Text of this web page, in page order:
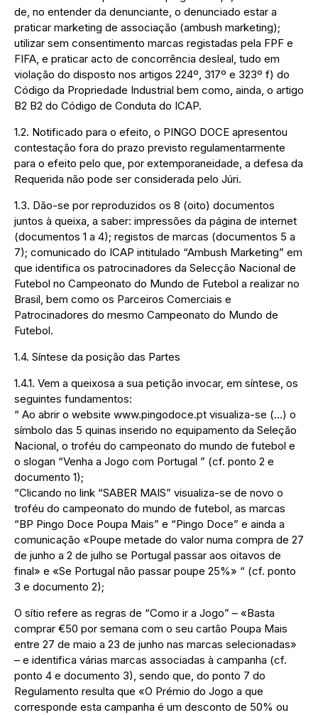
de, no entender da denunciante, o denunciado estar a
praticar marketing de associação (ambush marketing);
utilizar sem consentimento marcas registadas pela FPF e
FIFA, e praticar acto de concorrência desleal, tudo em
violação do disposto nos artigos 224º, 317º e 323º f) do
Código da Propriedade Industrial bem como, ainda, o artigo
B2 B2 do Código de Conduta do ICAP.
1.2. Notificado para o efeito, o PINGO DOCE apresentou
contestação fora do prazo previsto regulamentarmente
para o efeito pelo que, por extemporaneidade, a defesa da
Requerida não pode ser considerada pelo Júri.
1.3. Dão-se por reproduzidos os 8 (oito) documentos
juntos à queixa, a saber: impressões da página de internet
(documentos 1 a 4); registos de marcas (documentos 5 a
7); comunicado do ICAP intitulado “Ambush Marketing” em
que identifica os patrocinadores da Selecção Nacional de
Futebol no Campeonato do Mundo de Futebol a realizar no
Brasil, bem como os Parceiros Comerciais e
Patrocinadores do mesmo Campeonato do Mundo de
Futebol.
1.4. Síntese da posição das Partes
1.4.1. Vem a queixosa a sua petição invocar, em síntese, os
seguintes fundamentos:
“ Ao abrir o website www.pingodoce.pt visualiza-se (…) o
símbolo das 5 quinas inserido no equipamento da Seleção
Nacional, o troféu do campeonato do mundo de futebol e
o slogan “Venha a Jogo com Portugal ” (cf. ponto 2 e
documento 1);
“Clicando no link “SABER MAIS” visualiza-se de novo o
troféu do campeonato do mundo de futebol, as marcas
“BP Pingo Doce Poupa Mais” e “Pingo Doce” e ainda a
comunicação «Poupe metade do valor numa compra de 27
de junho a 2 de julho se Portugal passar aos oitavos de
final» e «Se Portugal não passar poupe 25%» “ (cf. ponto
3 e documento 2);
O sítio refere as regras de “Como ir a Jogo” – «Basta
comprar €50 por semana com o seu cartão Poupa Mais
entre 27 de maio a 23 de junho nas marcas selecionadas»
– e identifica várias marcas associadas à campanha (cf.
ponto 4 e documento 3), sendo que, do ponto 7 do
Regulamento resulta que «O Prémio do Jogo a que
corresponde esta campanha é um desconto de 50% ou